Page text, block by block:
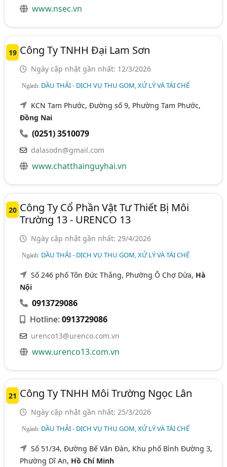
www.nsec.vn
19 Công Ty TNHH Đại Lam Sơn
Ngày cập nhật gần nhất: 12/3/2026
Ngành: DẦU THẢI - DỊCH VỤ THU GOM, XỬ LÝ VÀ TÁI CHẾ
KCN Tam Phước, Đường số 9, Phường Tam Phước,
Đồng Nai
(0251) 3510079
dalasodn@gmail.com
www.chatthainguyhai.vn
20 Công Ty Cổ Phần Vật Tư Thiết Bị Môi
Trường 13 - URENCO 13
Ngày cập nhật gần nhất: 29/4/2026
Ngành: DẦU THẢI - DỊCH VỤ THU GOM, XỬ LÝ VÀ TÁI CHẾ
Số 246 phố Tôn Đức Thắng, Phường Ô Chợ Dừa, Hà
Nội
0913729086
Hotline:0913729086
urenco13@urenco.com.vn
www.urenco13.com.vn
21 Công Ty TNHH Môi Trường Ngọc Lân
Ngày cập nhật gần nhất: 25/3/2026
Ngành: DẦU THẢI - DỊCH VỤ THU GOM, XỬ LÝ VÀ TÁI CHẾ
Số 51/34, Đường Bế Văn Đàn, Khu phố Bình Đường 3,
Phường Dĩ An, Hồ Chí Minh